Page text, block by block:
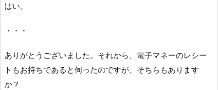
はい。
・・・
ありがとうございました。それから、電子マネーのレシー
トもお持ちであると伺ったのですが、そちらもあります
か？